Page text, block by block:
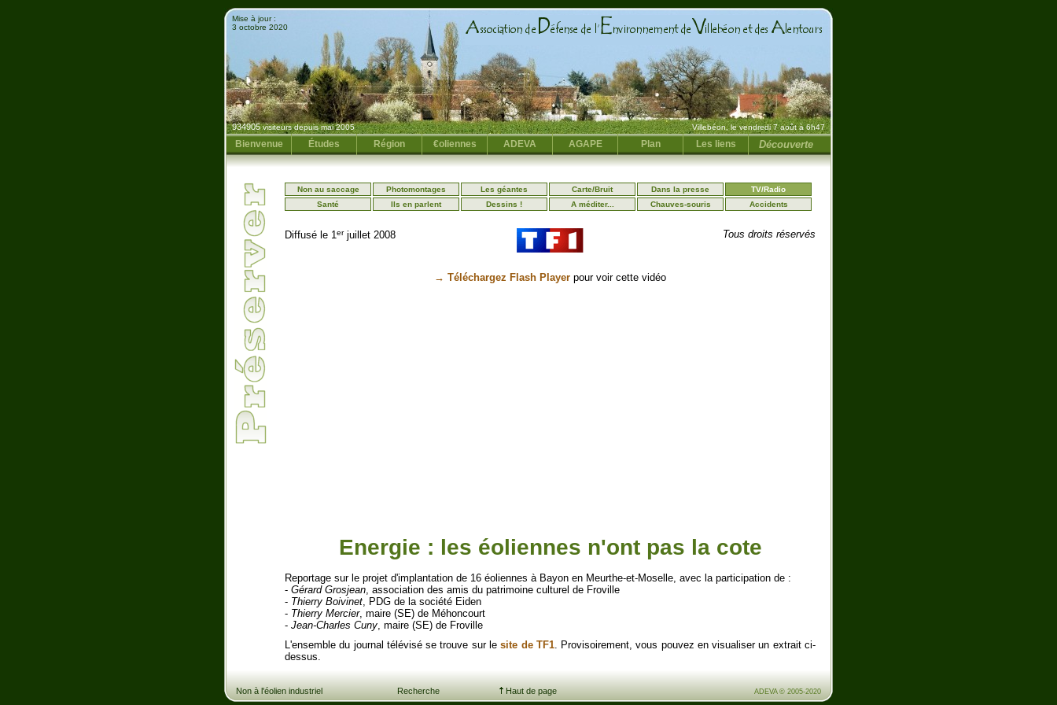
Mise à jour :
3 octobre 2020
934905visiteurs depuis mai 2005 Villebéon, le vendredi 7 août à 6h47
Bienvenue Études Région €oliennes ADEVA AGAPE Plan Les liens Découverte
Non au saccage Photomontages Les géantes Carte/Bruit Dans la presse
TV/Radio
Santé
Ils en parlent Dessins ! A méditer... Chauves-souris Accidents
Diffusé le 1erjuillet 2008 Tous droits réservés
→ Téléchargez Flash Player pour voir cette vidéo
Energie : les éoliennes n'ont pas la cote
Reportage sur le projet d'implantation de 16 éoliennes à Bayon en Meurthe-et-Moselle, avec la participation de :
- Gérard Grosjean, association des amis du patrimoine culturel de Froville
- Thierry Boivinet, PDG de la société Eiden
- Thierry Mercier, maire (SE) de Méhoncourt
- Jean-Charles Cuny, maire (SE) de Froville
L'ensemble du journal télévisé se trouve sur lesite de TF1. Provisoirement, vous pouvez en visualiser un extrait ci-
dessus.
Non à l'éolien industriel Recherche Haut de page ADEVA © 2005-2020